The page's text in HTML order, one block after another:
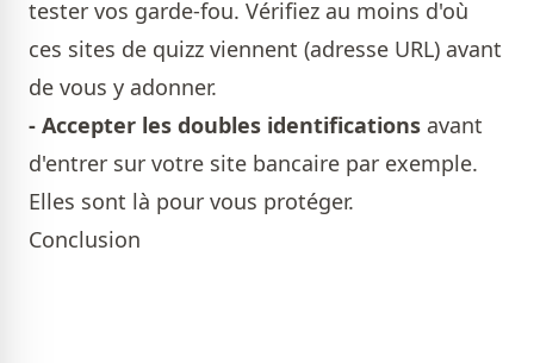
tester vos garde-fou. Vérifiez au moins d'où
ces sites de quizz viennent (adresse URL) avant
de vous y adonner.
- Accepter les doubles identifications avant
d'entrer sur votre site bancaire par exemple.
Elles sont là pour vous protéger.
Conclusion